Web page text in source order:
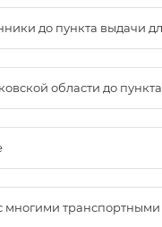
до пункта выдачи
области до
многими